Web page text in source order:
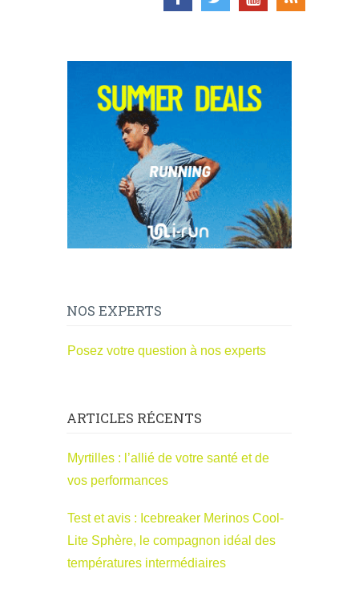
NOS EXPERTS
Posez votre question à nos experts
ARTICLES RÉCENTS
Myrtilles : l’allié de votre santé et de
vos performances
Test et avis : Icebreaker Merinos Cool-
Lite Sphère, le compagnon idéal des
températures intermédiaires